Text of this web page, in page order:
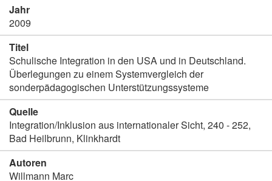
Jahr
2009
Titel
Schulische Integration in den USA und in Deutschland.
Überlegungen zu einem Systemvergleich der
sonderpädagogischen Unterstützungssysteme
Quelle
Integration/Inklusion aus internationaler Sicht, 240 - 252,
Bad Heilbrunn, Klinkhardt
Autoren
Willmann Marc